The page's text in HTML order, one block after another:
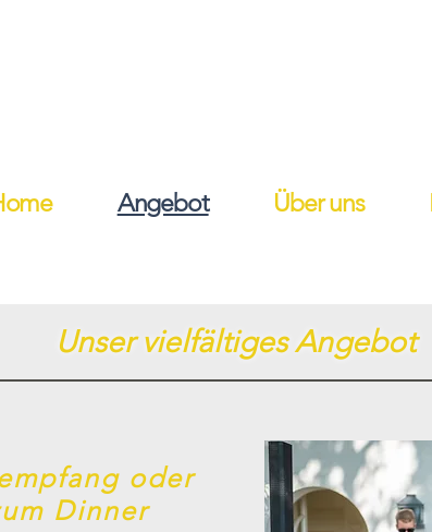
Angebot Über uns
Unser vielfältiges Angebot
oder
Dinner